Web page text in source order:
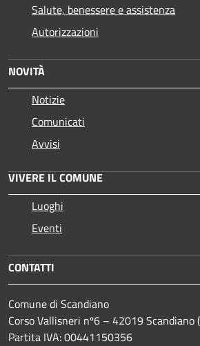
Salute, benessere e assistenza
Autorizzazioni
NOVITÀ
Notizie
Comunicati
Avvisi
VIVERE IL COMUNE
Luoghi
Eventi
CONTATTI
Comune di Scandiano
Corso Vallisneri nº6 – 42019 Scandiano
Partita IVA: 00441150356